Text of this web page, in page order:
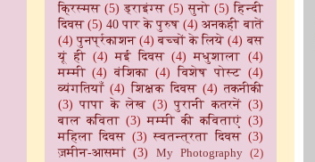
क्रिस्मस (5) ड्राइंग्स (5) सुनो (5) हिन्दी
दिवस (5) 40 पार के पुरुष (4) अनकही बातें
(4) पुनर्प्रकाशन (4) बच्चों के लिये (4) बस
यूं ही (4) मई दिवस (4) मधुशाला (4)
मम्मी (4) वंशिका (4) विशेष पोस्ट (4)
व्यंगतियाँ (4) शिक्षक दिवस (4) तकनीकी
(3) पापा के लेख (3) पुरानी कतरनें (3)
बाल कविता (3) मम्मी की कविताएं (3)
महिला दिवस (3) स्वतन्त्रता दिवस (3)
ज़मीन-आसमां (3) My Photography (2)